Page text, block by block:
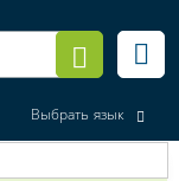
Выбрать язык